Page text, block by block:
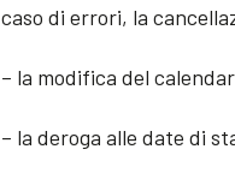
caso di errori, la
– la modifica del
– la deroga alle date di